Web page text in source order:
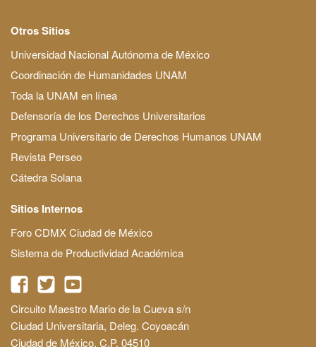
Otros Sitios
Universidad Nacional Autónoma de México
Coordinación de Humanidades UNAM
Toda la UNAM en línea
Defensoría de los Derechos Universitarios
Programa Universitario de Derechos Humanos UNAM
Revista Perseo
Cátedra Solana
Sitios Internos
Foro CDMX Ciudad de México
Sistema de Productividad Académica
Circuito Maestro Mario de la Cueva s/n
Ciudad Universitaria, Deleg. Coyoacán
Ciudad de México, C.P. 04510